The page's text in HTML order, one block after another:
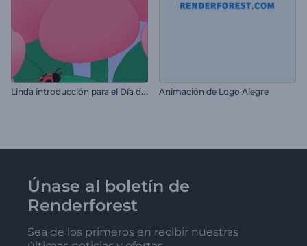
L
inda introducción para el Día de San Valentín Animación de Logo Alegre
Únase al boletín de
Renderforest
Sea de los primeros en recibir nuestras